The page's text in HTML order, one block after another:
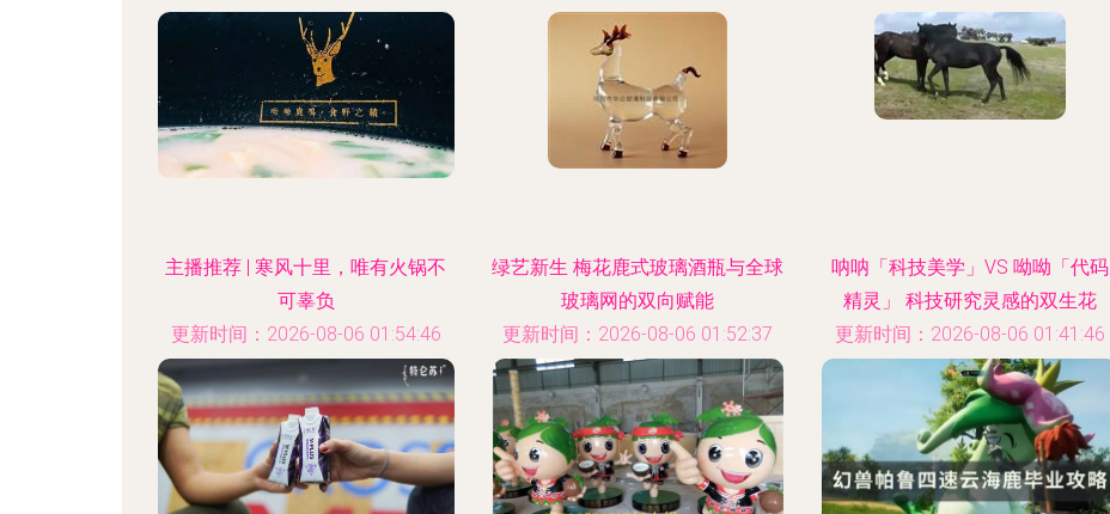
主播推荐 | 寒风十里，唯有火锅不
可辜负
更新时间：2026-08-06 01:54:46
绿艺新生 梅花鹿式玻璃酒瓶与全球
玻璃网的双向赋能
更新时间：2026-08-06 01:52:37
呐呐「科技美学」VS 呦呦「代码
精灵」 科技研究灵感的双生花
更新时间：2026-08-06 01:41:46